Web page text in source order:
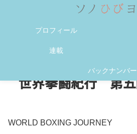
プロフィール
連載
バックナンバー
世界拳闘紀行 第
WORLD BOXING JOURNEY